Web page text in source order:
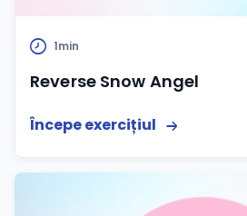
1min
Reverse Snow Angel
Începe exercițiul